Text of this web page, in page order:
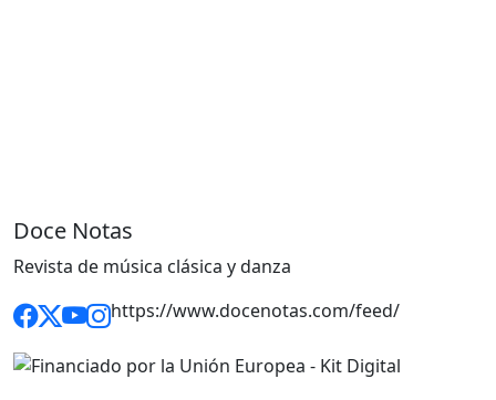
Doce Notas
Revista de música clásica y danza
https://www.docenotas.com/feed/